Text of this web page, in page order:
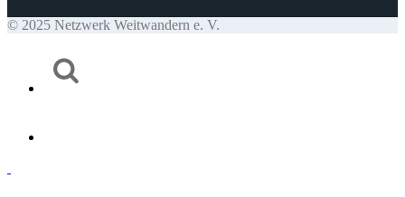
© 2025 Netzwerk Weitwandern e. V.